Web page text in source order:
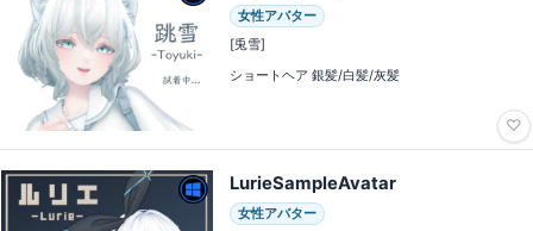
女性アバター
[兎雪]
ショートヘア 銀髪/白髪/灰髪
♡
LurieSampleAvatar
女性アバター